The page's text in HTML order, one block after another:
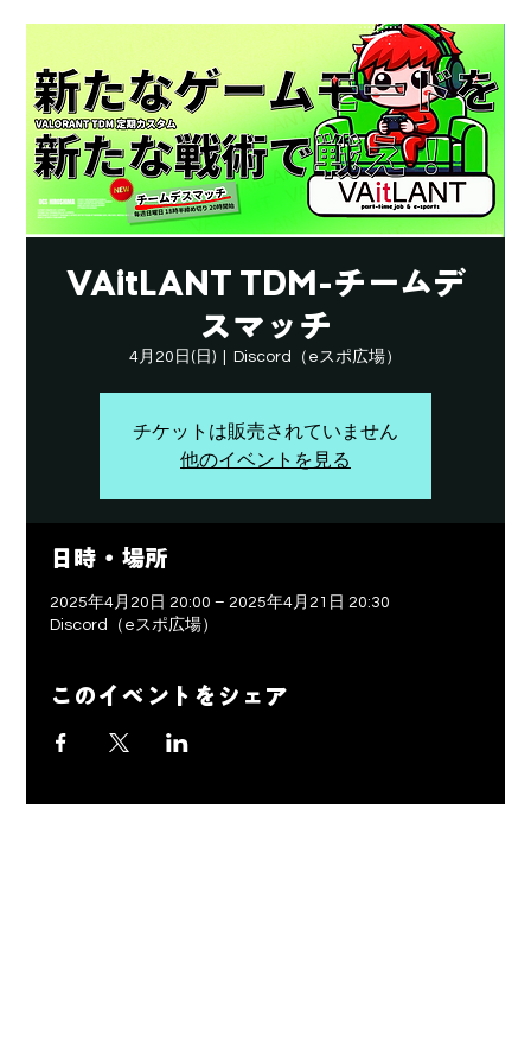
VAitLANT TDM-チームデ
スマッチ
4月20日(日) Discord（eスポ広場）
チケットは販売されていません
他のイベントを見る
日時・場所
2025年4月20日 20:00 – 2025年4月21日 20:30
Discord（eスポ広場）
このイベントをシェア